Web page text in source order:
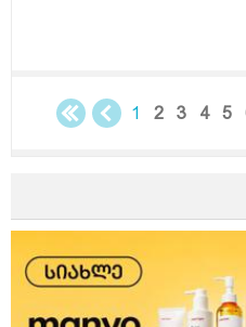
კვებაზე მყავს ბავშვი
1 2 3 4 5